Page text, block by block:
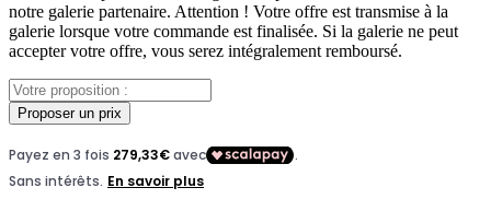
notre galerie partenaire. Attention ! Votre offre est transmise à la
galerie lorsque votre commande est finalisée. Si la galerie ne peut
accepter votre offre, vous serez intégralement remboursé.
Proposer un prix